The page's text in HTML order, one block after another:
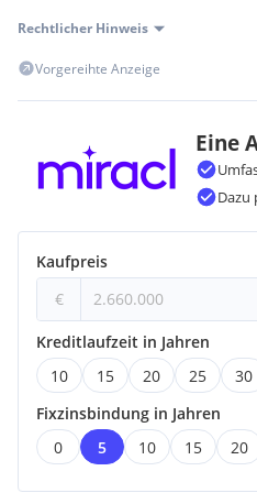
Rechtlicher Hinweis
Vorgereihte Anzeige
Eine
Dazu
Kaufpreis
€
Kreditlaufzeit in Jahren
10
15 20 25 30
Fixzinsbindung in Jahren
0
5 10 15 20